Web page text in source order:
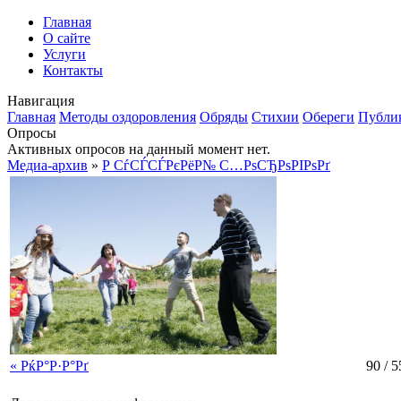
Главная
О сайте
Услуги
Контакты
Навигация
Главная Методы оздоровления Обряды Стихии Обереги
Опросы
Активных опросов на данный момент нет.
Медиа-архив » Р СѓСЃСЃРєРёР№ С…РѕСЂРѕРІРѕРґ
« РќР°Р·Р°Рґ 90 /